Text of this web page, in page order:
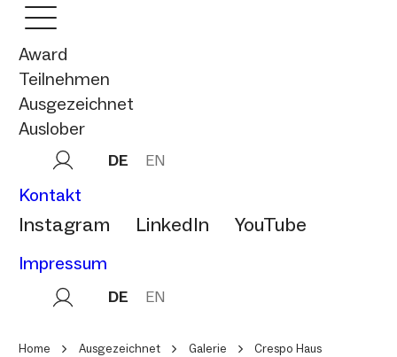
Award
Teilnehmen
Ausgezeichnet
Auslober
DE EN
Kontakt
Instagram LinkedIn YouTube
Impressum
DE EN
Home Ausgezeichnet Galerie Crespo Haus